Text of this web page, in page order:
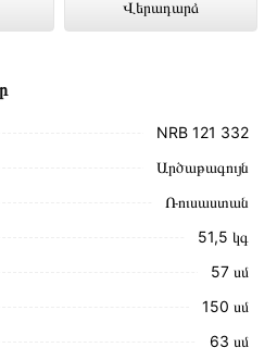
Վերադարձ
գնով 143 000 դրամ
NRB 121 332
Արծաթագույն
Ռուսաստան
51,5 կգ
57 սմ
150 սմ
63 սմ